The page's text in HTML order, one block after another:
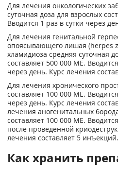
Для лечения онкологических
суточная доза для взрослых
Вводится 1 раз в сутки через
Для лечения генитальной
опоясывающего лишая (herpes
хламидиоза средняя суточная
составляет 500 000 ME.
через день. Курс лечения
Для лечения хронического
составляет 100 000 ME.
через день. Курс лечения
лечения аногенитальных
составляет 100 000 ME.
после проведенной
лечения составляет 5 инъекций.
Как хранить